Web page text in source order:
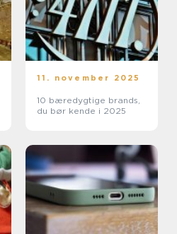
11. november 2025
10 bæredygtige brands,
du bør kende i 2025